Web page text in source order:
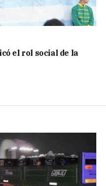
el rol social de la